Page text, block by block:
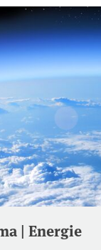
| Energie